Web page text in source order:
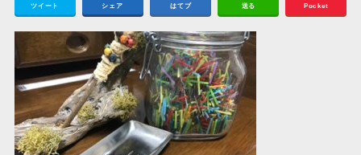
ツイート シェア はてブ 送る Pocket